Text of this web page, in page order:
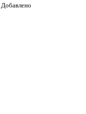
Добавлено